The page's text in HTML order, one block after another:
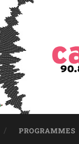
PROGRAMMES